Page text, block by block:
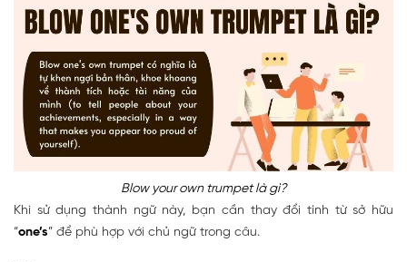
Blow your own trumpet là gì?
Khi sử dụng thành ngữ này, bạn cần thay đổi tính từ sở hữu
“one’s” để phù hợp với chủ ngữ trong câu.